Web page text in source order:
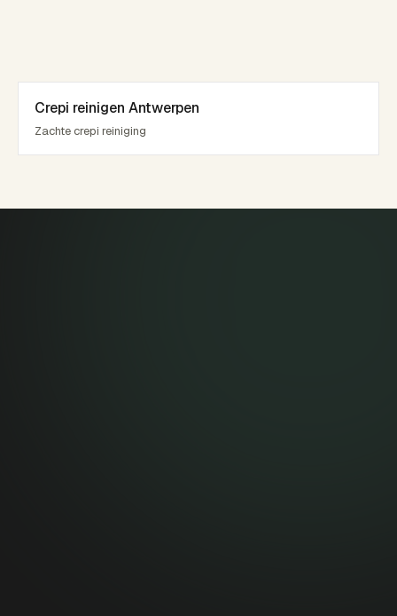
Crepi reinigen Antwerpen
Zachte crepi reiniging